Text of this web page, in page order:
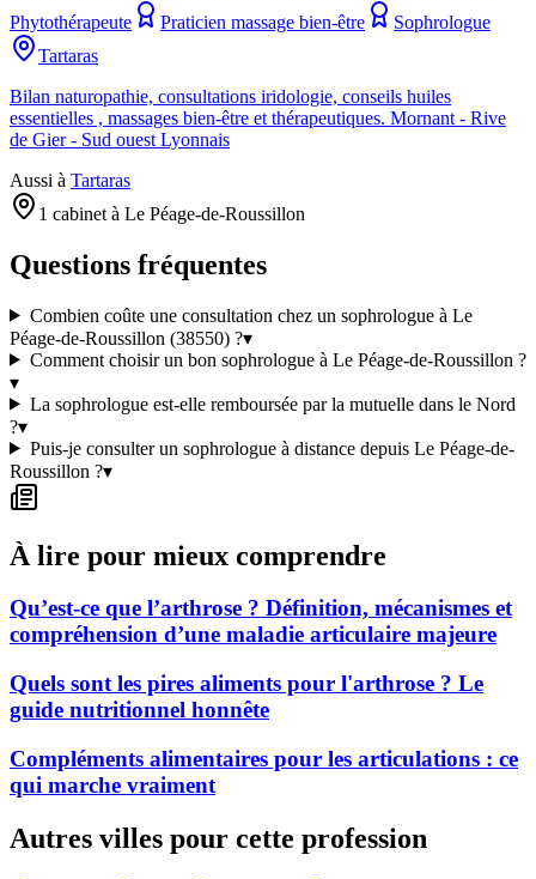
Phytothérapeute
Praticien massage bien-être
Sophrologue
Tartaras
Bilan naturopathie, consultations iridologie, conseils huiles
essentielles , massages bien-être et thérapeutiques. Mornant - Rive
de Gier - Sud ouest Lyonnais
Aussi à Tartaras
1 cabinet à Le Péage-de-Roussillon
Questions fréquentes
Combien coûte une consultation chez un sophrologue à Le
Péage-de-Roussillon (38550) ?▾
Comment choisir un bon sophrologue à Le Péage-de-Roussillon ?
▾
La sophrologue est-elle remboursée par la mutuelle dans le Nord
?▾
Puis-je consulter un sophrologue à distance depuis Le Péage-de-
Roussillon ?▾
À lire pour mieux comprendre
Qu’est-ce que l’arthrose ? Définition, mécanismes et
compréhension d’une maladie articulaire majeure
Quels sont les pires aliments pour l'arthrose ? Le
guide nutritionnel honnête
Compléments alimentaires pour les articulations : ce
qui marche vraiment
Autres villes pour cette profession